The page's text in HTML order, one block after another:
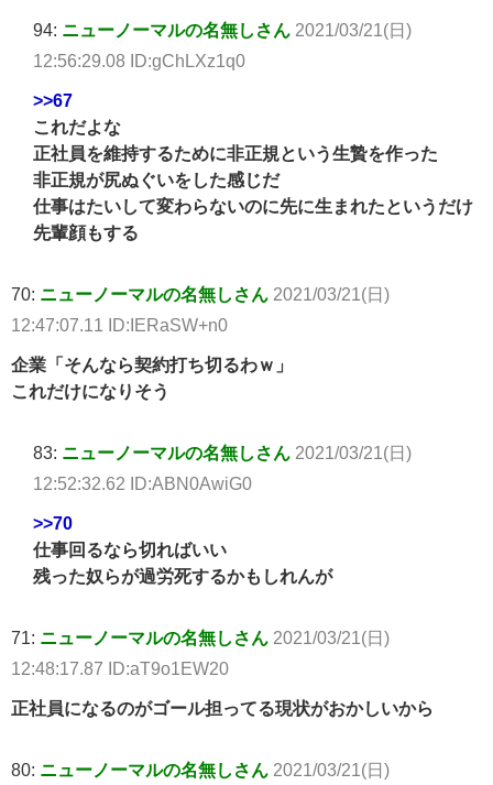
94: ニューノーマルの名無しさん 2021/03/21(日)
12:56:29.08 ID:gChLXz1q0
>>67
これだよな
正社員を維持するために非正規という生贄を作った
非正規が尻ぬぐいをした感じだ
仕事はたいして変わらないのに先に生まれたというだけ
先輩顔もする
70: ニューノーマルの名無しさん 2021/03/21(日)
12:47:07.11 ID:IERaSW+n0
企業「そんなら契約打ち切るわｗ」
これだけになりそう
83: ニューノーマルの名無しさん 2021/03/21(日)
12:52:32.62 ID:ABN0AwiG0
>>70
仕事回るなら切ればいい
残った奴らが過労死するかもしれんが
71: ニューノーマルの名無しさん 2021/03/21(日)
12:48:17.87 ID:aT9o1EW20
正社員になるのがゴール担ってる現状がおかしいから
80: ニューノーマルの名無しさん 2021/03/21(日)